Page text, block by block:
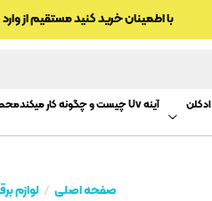
با اطمینان خرید کنید مستقیم از وارد کننده
ادکلن آینه Uv چیست و چگونه کار میکند
صفحه اصلی لوازم